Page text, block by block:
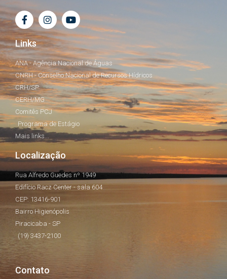
Links
ANA - Agência Nacional de Águas
CNRH - Conselho Nacional de Recursos Hídricos
CRH/SP
CERH/MG
Comitês PCJ
Programa de Estágio
Mais links...
Localização
Rua Alfredo Guedes nº 1949
Edifício Racz Center - sala 604
CEP: 13416-901
Bairro Higienópolis
Piracicaba - SP
(19) 3437-2100
Contato